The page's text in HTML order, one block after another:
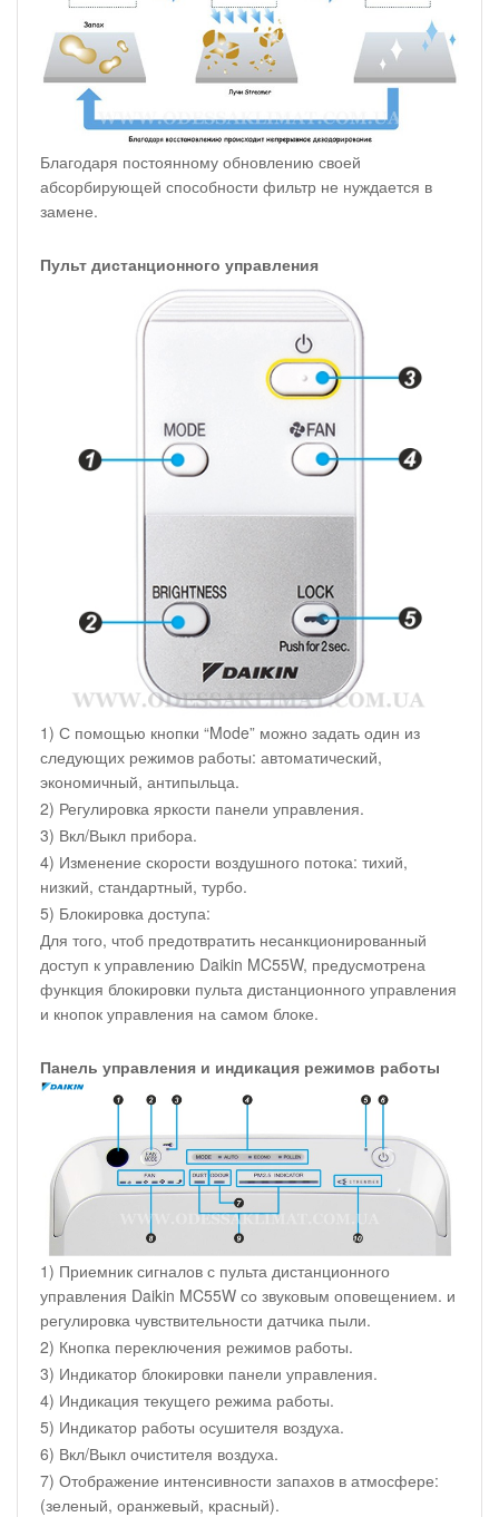
Благодаря постоянному обновлению своей
абсорбирующей способности фильтр не нуждается в
замене.
Пульт дистанционного управления
1) С помощью кнопки “Mode” можно задать один из
следующих режимов работы: автоматический,
экономичный, антипыльца.
2) Регулировка яркости панели управления.
3) Вкл/Выкл прибора.
4) Изменение скорости воздушного потока: тихий,
низкий, стандартный, турбо.
5) Блокировка доступа:
Для того, чтоб предотвратить несанкционированный
доступ к управлению Daikin MC55W, предусмотрена
функция блокировки пульта дистанционного управления
и кнопок управления на самом блоке.
Панель управления и индикация режимов работы
1) Приемник сигналов с пульта дистанционного
управления Daikin MC55W со звуковым оповещением. и
регулировка чувствительности датчика пыли.
2) Кнопка переключения режимов работы.
3) Индикатор блокировки панели управления.
4) Индикация текущего режима работы.
5) Индикатор работы осушителя воздуха.
6) Вкл/Выкл очистителя воздуха.
7) Отображение интенсивности запахов в атмосфере:
(зеленый, оранжевый, красный).